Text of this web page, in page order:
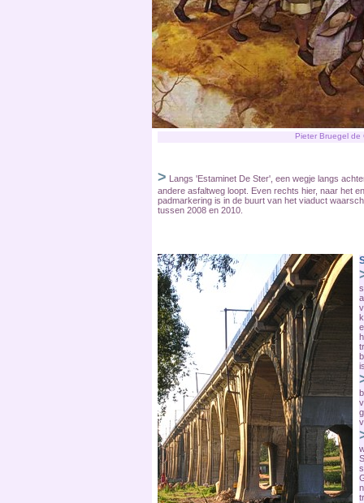
Pieter Bruegel de
> Langs 'Estaminet De Ster', een wegje langs
andere asfaltweg loopt. Even rechts hier, naar het
padmarkering is in de buurt van het viaduct
tussen 2008 en 2010.